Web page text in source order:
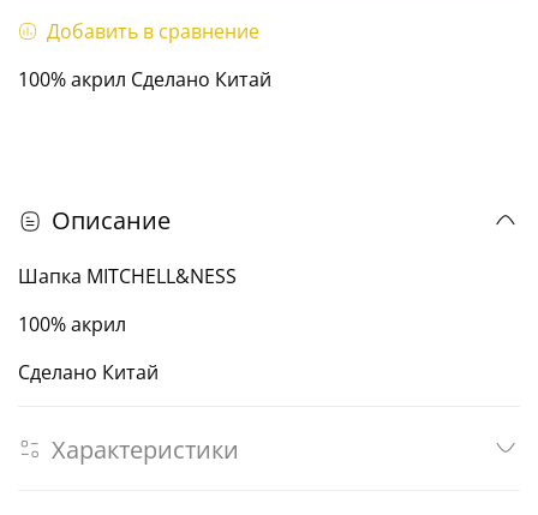
Добавить в сравнение
100% акрил Сделано Китай
Описание
Шапка MITCHELL&NESS
100% акрил
Сделано Китай
Характеристики